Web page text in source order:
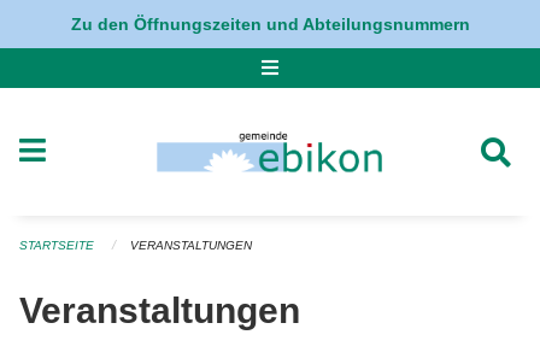
Navigation überspringen
Zu den Öffnungszeiten und Abteilungsnummern
STARTSEITE VERANSTALTUNGEN
Veranstaltungen